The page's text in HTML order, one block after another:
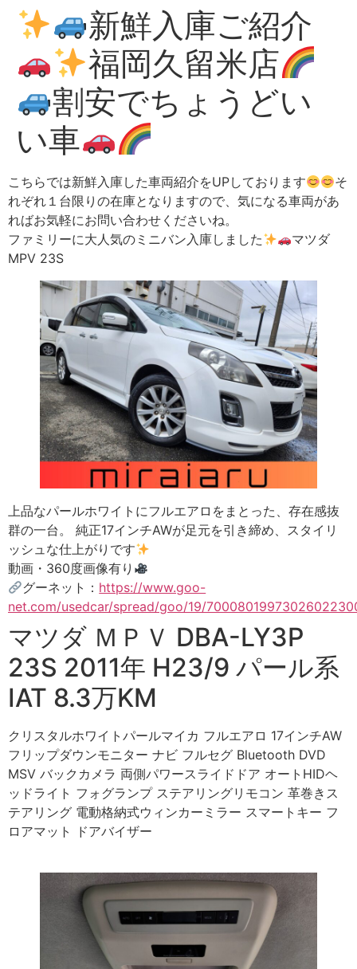
新鮮入庫ご紹介
福岡久留米店
割安でちょうどい
い車
こちらでは新鮮入庫した車両紹介をUPしております
そ
れぞれ１台限りの在庫となりますので、気になる車両があ
ればお気軽にお問い合わせくださいね。
ファミリーに大人気のミニバン入庫しました
マツダ
MPV 23S
上品なパールホワイトにフルエアロをまとった、存在感抜
群の一台。 純正17インチAWが足元を引き締め、スタイリ
ッシュな仕上がりです
動画・360度画像有り
グーネット： https://www.goo-
net.com/usedcar/spread/goo/19/
マツダ ＭＰＶ DBA-LY3P
23S 2011年 H23/9 パール系
IAT 8.3万KM
クリスタルホワイトパールマイカ フルエアロ 17インチAW
フリップダウンモニター ナビ フルセグ Bluetooth DVD
MSV バックカメラ 両側パワースライドドア オートHIDヘ
ッドライト フォグランプ ステアリングリモコン 革巻きス
テアリング 電動格納式ウィンカーミラー スマートキー フ
ロアマット ドアバイザー